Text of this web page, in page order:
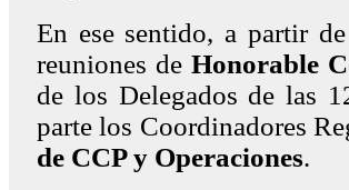
En ese sentido, a partir
reuniones de Honorable
de los Delegados de las
parte los Coordinadores
de CCP y Operaciones.